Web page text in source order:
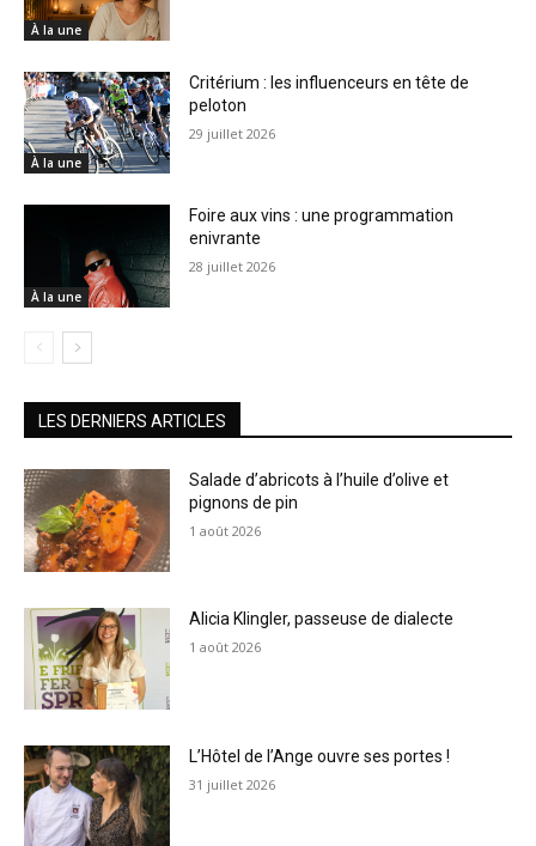
À la une
À la une
Critérium : les influenceurs en tête de
peloton
29 juillet 2026
À la une
Foire aux vins : une programmation
enivrante
28 juillet 2026
LES DERNIERS ARTICLES
Salade d’abricots à l’huile d’olive et
pignons de pin
1 août 2026
Alicia Klingler, passeuse de dialecte
1 août 2026
L’Hôtel de l’Ange ouvre ses portes !
31 juillet 2026